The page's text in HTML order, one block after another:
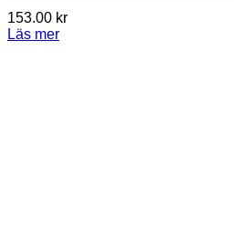
153.00 kr
Läs mer